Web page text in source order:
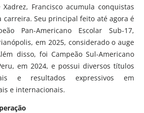
Francisco acumula conquistas
carreira. Seu principal feito até agora é
Pan-Americano Escolar Sub-17,
em 2025, considerado o auge
disso, foi Campeão Sul-Americano
em 2024, e possui diversos títulos
e resultados expressivos em
e internacionais.